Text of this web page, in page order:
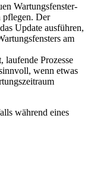
Wartungsfenster-
pflegen. Der
Update ausführen,
am
laufende Prozesse
wenn etwas
während eines